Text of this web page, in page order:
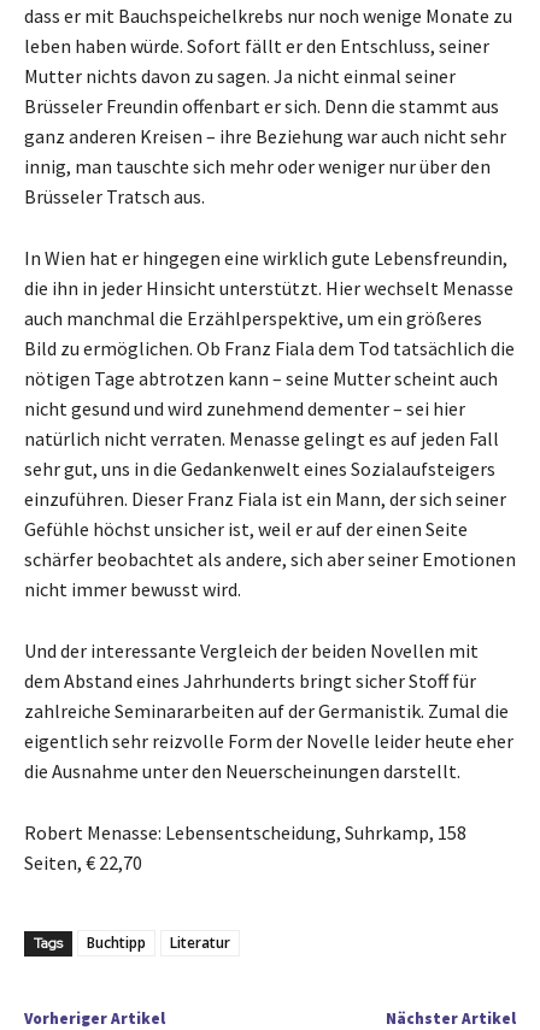
dass er mit Bauchspeichelkrebs nur noch wenige Monate zu
leben haben würde. Sofort fällt er den Entschluss, seiner
Mutter nichts davon zu sagen. Ja nicht einmal seiner
Brüsseler Freundin offenbart er sich. Denn die stammt aus
ganz anderen Kreisen – ihre Beziehung war auch nicht sehr
innig, man tauschte sich mehr oder weniger nur über den
Brüsseler Tratsch aus.
In Wien hat er hingegen eine wirklich gute Lebensfreundin,
die ihn in jeder Hinsicht unterstützt. Hier wechselt Menasse
auch manchmal die Erzählperspektive, um ein größeres
Bild zu ermöglichen. Ob Franz Fiala dem Tod tatsächlich die
nötigen Tage abtrotzen kann – seine Mutter scheint auch
nicht gesund und wird zunehmend dementer – sei hier
natürlich nicht verraten. Menasse gelingt es auf jeden Fall
sehr gut, uns in die Gedankenwelt eines Sozialaufsteigers
einzuführen. Dieser Franz Fiala ist ein Mann, der sich seiner
Gefühle höchst unsicher ist, weil er auf der einen Seite
schärfer beobachtet als andere, sich aber seiner Emotionen
nicht immer bewusst wird.
Und der interessante Vergleich der beiden Novellen mit
dem Abstand eines Jahrhunderts bringt sicher Stoff für
zahlreiche Seminararbeiten auf der Germanistik. Zumal die
eigentlich sehr reizvolle Form der Novelle leider heute eher
die Ausnahme unter den Neuerscheinungen darstellt.
Robert Menasse: Lebensentscheidung, Suhrkamp, 158
Seiten, € 22,70
Tags Buchtipp Literatur
Vorheriger Artikel Nächster Artikel